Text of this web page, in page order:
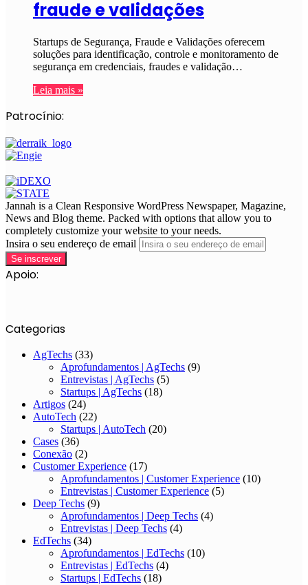
fraude e validações
Startups de Segurança, Fraude e Validações oferecem
soluções para identificação, controle e monitoramento de
segurança em credenciais, fraudes e validação…
Leia mais »
Patrocínio:
Jannah is a Clean Responsive WordPress Newspaper, Magazine,
News and Blog theme. Packed with options that allow you to
completely customize your website to your needs.
Insira o seu endereço de email
Apoio:
Categorias
AgTechs (33)
Aprofundamentos | AgTechs (9)
Entrevistas | AgTechs (5)
Startups | AgTechs (18)
Artigos (24)
AutoTech (22)
Startups | AutoTech (20)
Cases (36)
Conexão (2)
Customer Experience (17)
Aprofundamentos | Customer Experience (10)
Entrevistas | Customer Experience (5)
Deep Techs (9)
Aprofundamentos | Deep Techs (4)
Entrevistas | Deep Techs (4)
EdTechs (34)
Aprofundamentos | EdTechs (10)
Entrevistas | EdTechs (4)
Startups | EdTechs (18)